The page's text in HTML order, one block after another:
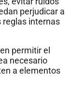
perjudicar a
reglas internas
permitir el
necesario
a elementos